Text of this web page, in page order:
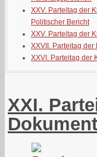
XXV. Parteitag der
Politischer Bericht
XXV. Parteitag der
XXVII. Parteitag der
XXVI. Parteitag der
XXI.